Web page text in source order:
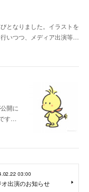
となりました。イラストを
いつつ、メディア出演等…
開に
す…
03:00
オ出演のお知らせ